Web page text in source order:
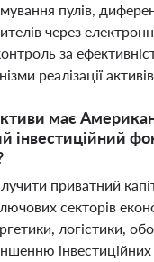
пулів,
через
за
реалізації
має
інвестиційний
приватний
секторів
логістики,
інвестиційних